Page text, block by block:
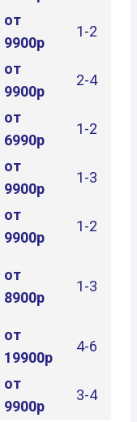
от
9900р
1-2
от
9900р
2-4
от
6990р
1-2
от
9900р
1-3
от
9900р
1-2
от
8900р
1-3
от
19900р
4-6
от
9900р
3-4